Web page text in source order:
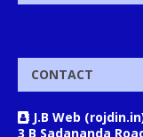
CONTACT
J.B Web
3 B Sadananda